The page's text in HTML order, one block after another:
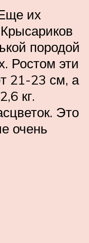
их
породой
Ростом эти
21-23 см, а
кг.
Это
очень